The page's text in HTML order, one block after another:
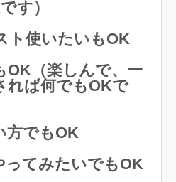
す）
ト使いたいもOK
OK（楽しんで、一
れば何でもOKで
方でもOK
ってみたいでもOK